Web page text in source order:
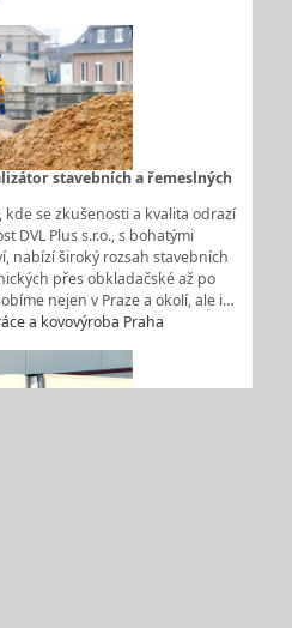
stavebních a řemeslných
se zkušenosti a kvalita odrazí
DVL Plus s.r.o., s bohatými
nabízí široký rozsah stavebních
přes obkladačské až po
nejen v Praze a okolí, ale i…
a kovovýroba Praha